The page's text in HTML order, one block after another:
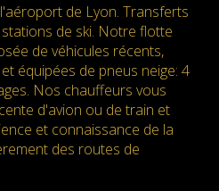
de Lyon. Transferts
de ski. Notre flotte
de véhicules récents,
équipées de pneus neige: 4
Nos chauffeurs vous
d'avion ou de train et
et connaissance de la
des routes de